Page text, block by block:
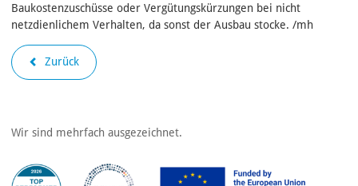
Baukostenzuschüsse oder Vergütungskürzungen bei nicht
netzdienlichem Verhalten, da sonst der Ausbau stocke. /mh
Zurück
Wir sind mehrfach ausgezeichnet.